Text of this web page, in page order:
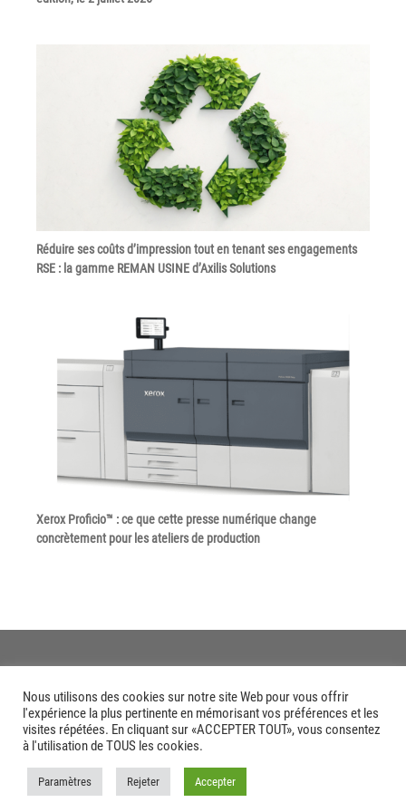
Monts du Lyonnais
Villefranche Beaujolais
Vallée du Rhône
Notre offre grands comptes
Nos clients témoignent
Actualité
Contact
Newsletter
Plan du site
Réduire ses coûts d’impression tout en tenant ses engagements
RSE : la gamme REMAN USINE d’Axilis Solutions
Xerox Proficio™ : ce que cette presse numérique change
concrètement pour les ateliers de production
Nous utilisons des cookies sur notre site Web pour vous offrir
l'expérience la plus pertinente en mémorisant vos préférences et les
visites répétées. En cliquant sur «ACCEPTER TOUT», vous consentez
à l'utilisation de TOUS les cookies.
Paramètres Rejeter Accepter